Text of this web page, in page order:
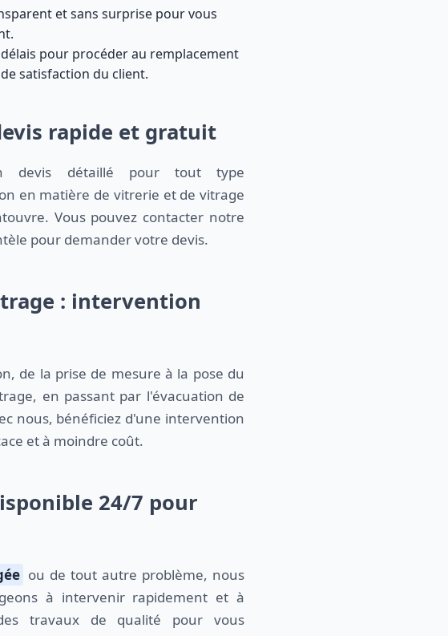
et sans surprise pour vous
pour procéder au remplacement
satisfaction du client.
rapide et gratuit
devis détaillé pour tout type
en matière de vitrerie et de vitrage
Vous pouvez contacter notre
pour demander votre devis.
: intervention
de la prise de mesure à la pose du
en passant par l'évacuation de
nous, bénéficiez d'une intervention
et à moindre coût.
24/7 pour
ou de tout autre problème, nous
à intervenir rapidement et à
travaux de qualité pour vous